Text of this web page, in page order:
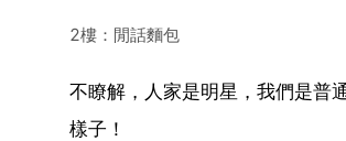
2樓：閒話麵包
不瞭解，人家是明星，我們是普
樣子！